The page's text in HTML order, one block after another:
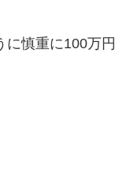
に慎重に100万円